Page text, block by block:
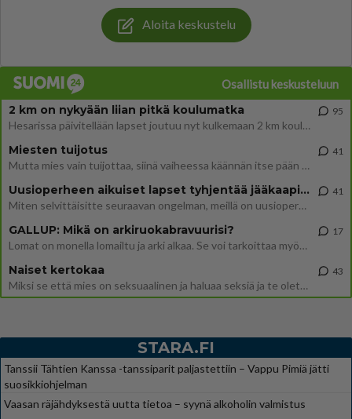
Aloita keskustelu
Osallistu keskusteluun
2 km on nykyään liian pitkä koulumatka
Hesarissa päivitellään lapset joutuu nyt kulkemaan 2 km kouluun jösses. Ruostefillarilla tuo matka menee vaikka miten äk
95
Miesten tuijotus
Mutta mies vain tuijottaa, siinä vaiheessa käännän itse pään pois. Mikä juttu? Yleensä jos joku tuijottaa tai katsoo, hä
41
Uusioperheen aikuiset lapset tyhjentää jääkaapin käydessään
Miten selvittäisitte seuraavan ongelman, meillä on uusioperhe, minulla teini-ikäiset lapset ja puolisolla aikuiset, jotk
41
GALLUP: Mikä on arkiruokabravuurisi?
Lomat on monella lomailtu ja arki alkaa. Se voi tarkoittaa myös sitä, että grillailut on grillattu ja palataan arjen ruo
17
Naiset kertokaa
Miksi se että mies on seksuaalinen ja haluaa seksiä ja te olette hänen mielestänne haluttava on vastenmielistä? Mikä sii
43
STARA.FI
Tanssii Tähtien Kanssa -tanssiparit paljastettiin – Vappu Pimiä jätti
suosikkiohjelman
Vaasan räjähdyksestä uutta tietoa – syynä alkoholin valmistus